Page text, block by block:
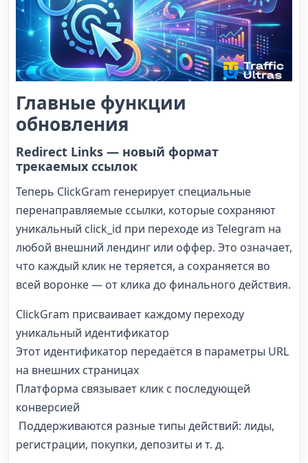
Главные функции
обновления
Redirect Links — новый формат
трекаемых ссылок
Теперь ClickGram генерирует специальные
перенаправляемые ссылки, которые сохраняют
уникальный click_id при переходе из Telegram на
любой внешний лендинг или оффер. Это означает,
что каждый клик не теряется, а сохраняется во
всей воронке — от клика до финального действия.
ClickGram присваивает каждому переходу
уникальный идентификатор
Этот идентификатор передаётся в параметры URL
на внешних страницах
Платформа связывает клик с последующей
конверсией
Поддерживаются разные типы действий: лиды,
регистрации, покупки, депозиты и т. д.